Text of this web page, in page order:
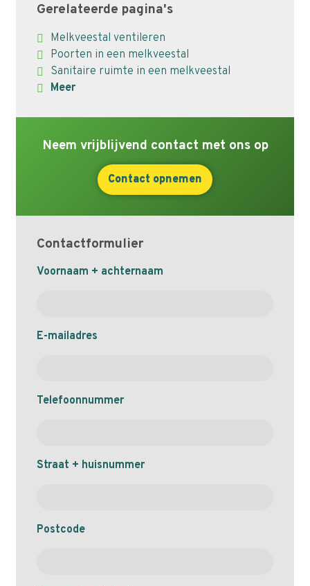
Gerelateerde pagina's
Melkveestal ventileren
Poorten in een melkveestal
Sanitaire ruimte in een melkveestal
Meer
Neem vrijblijvend contact met ons op
Contact opnemen
Contactformulier
Naam
Voornaam + achternaam
E-mailadres
Telefoonnummer
Straat + huisnummer
Postcode